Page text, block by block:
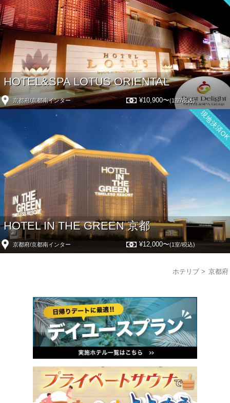
HOTEL&SPA LOTUS ORIENTAL
京都府/京都南インター ¥10,900〜(1室/税込)
HOTEL IN THE GREEN 京都
京都府/京都南インター ¥12,000〜(1室/税込)
現地決済
ホテリブ 京都府